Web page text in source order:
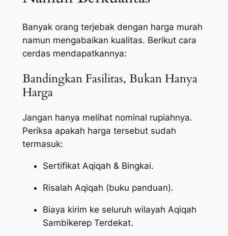
Banyak orang terjebak dengan harga murah
namun mengabaikan kualitas. Berikut cara
cerdas mendapatkannya:
Bandingkan Fasilitas, Bukan Hanya
Harga
Jangan hanya melihat nominal rupiahnya.
Periksa apakah harga tersebut sudah
termasuk:
Sertifikat Aqiqah & Bingkai.
Risalah Aqiqah (buku panduan).
Biaya kirim ke seluruh wilayah Aqiqah
Sambikerep Terdekat.